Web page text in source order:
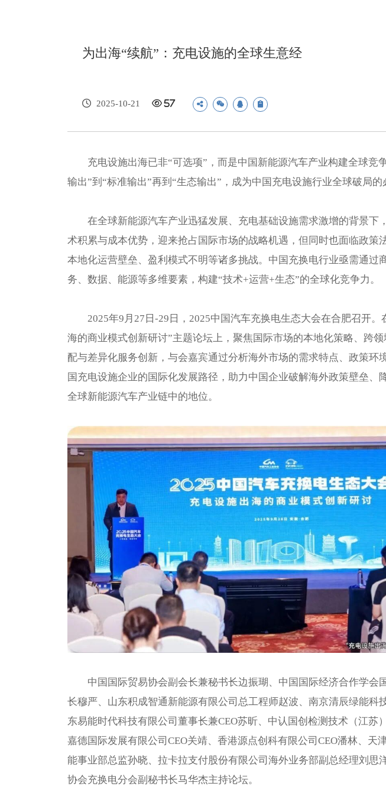
为出海“续航”：充电设施的全球生意经
2025-10-21 57
充电设施出海已非“可选项”，而是中国新能源汽车产业构建全球竞
输出”到“标准输出”再到“生态输出”，成为中国充电设施行业全球破局的
在全球新能源汽车产业迅猛发展、充电基础设施需求激增的背景下
术积累与成本优势，迎来抢占国际市场的战略机遇，但同时也面临政策
本地化运营壁垒、盈利模式不明等诸多挑战。中国充换电行业亟需通过
务、数据、能源等多维要素，构建“技术+运营+生态”的全球化竞争力。
2025年9月27日-29日，2025中国汽车充换电生态大会在合肥召开。
海的商业模式创新研讨”主题论坛上，聚焦国际市场的本地化策略、跨
配与差异化服务创新，与会嘉宾通过分析海外市场的需求特点、政策环
国充电设施企业的国际化发展路径，助力中国企业破解海外政策壁垒、
全球新能源汽车产业链中的地位。
中国国际贸易协会副会长兼秘书长边振瑚、中国国际经济合作学会
长穆严、山东积成智通新能源有限公司总工程师赵波、南京清辰绿能科
东易能时代科技有限公司董事长兼CEO苏昕、中认国创检测技术（江苏
嘉德国际发展有限公司CEO关靖、香港源点创科有限公司CEO潘林、天
能事业部总监孙晓、拉卡拉支付股份有限公司海外业务部副总经理刘思
协会充换电分会副秘书长马华杰主持论坛。